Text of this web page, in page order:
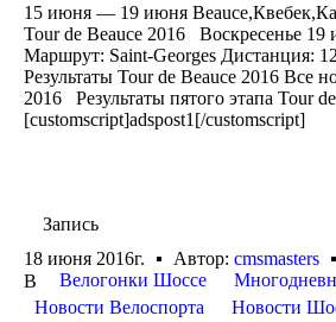
15 июня — 19 июня
Tour de Beauce 2016 Воскресенье 19
Маршрут: Saint-Georges Дистанция:
Результаты Tour de Beauce 2016 Все
2016 Результаты пятого этапа Tour
[customscript]adspost1[/customscript]
Запись
18 июня 2016г.
Автор: cmsmasters
В
Велогонки Шоссе
Новости Велоспорта
Новости